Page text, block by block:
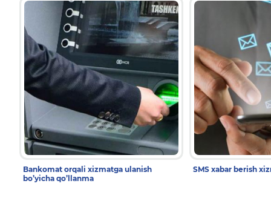
Bankomat orqali xizmatga ulanish
bo’yicha qo’llanma
SMS xabar berish